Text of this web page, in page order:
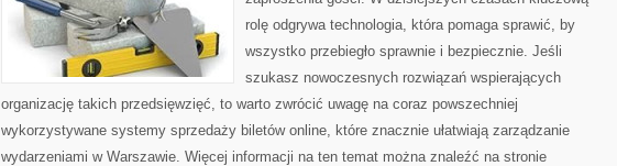
rolę odgrywa technologia, która pomaga sprawić, by
wszystko przebiegło sprawnie i bezpiecznie. Jeśli
szukasz nowoczesnych rozwiązań wspierających
organizację takich przedsięwzięć, to warto zwrócić uwagę na coraz powszechniej
wykorzystywane systemy sprzedaży biletów online, które znacznie ułatwiają zarządzanie
wydarzeniami w Warszawie. Więcej informacji na ten temat można znaleźć na stronie